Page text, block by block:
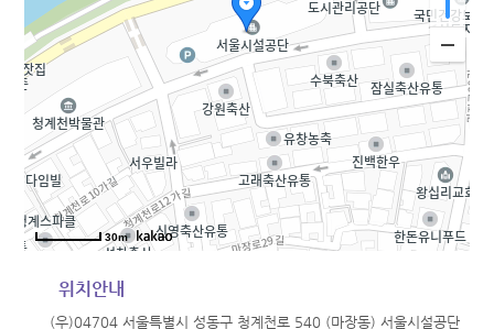
30m
위치안내
(우)04704 서울특별시 성동구 청계천로 540 (마장동) 서울시설공단